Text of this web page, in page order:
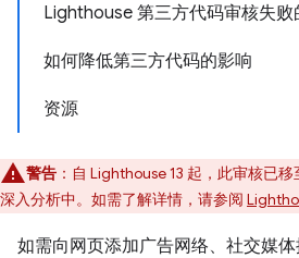
Lighthouse 第三方代码审核失败
如何降低第三方代码的影响
资源
警告 ：自 Lighthouse 13 起，此审核已移
深入分析中。如需了解详情，请参阅
如需向网页添加广告网络、社交媒